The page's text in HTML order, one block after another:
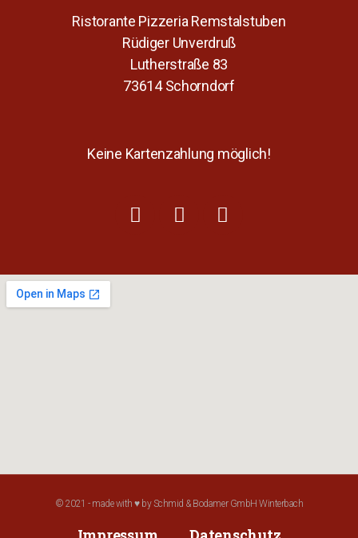
Ristorante Pizzeria Remstalstuben
Rüdiger Unverdruß
Lutherstraße 83
73614 Schorndorf
Keine Kartenzahlung möglich!
© 2021 - made with ♥ by Schmid & Bodamer GmbH Winterbach